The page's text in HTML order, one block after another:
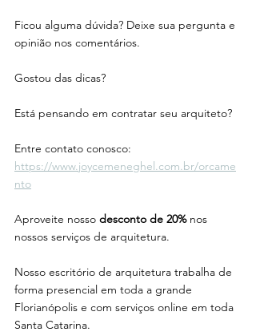
Ficou alguma dúvida? Deixe sua pergunta e
opinião nos comentários.
Gostou das dicas?
Está pensando em contratar seu arquiteto?
Entre contato conosco:
https://www.joycemeneghel.com.br/orcame
nto
Aproveite nosso desconto de 20% nos
nossos serviços de arquitetura.
Nosso escritório de arquitetura trabalha de
forma presencial em toda a grande
Florianópolis e com serviços online em toda
Santa Catarina.